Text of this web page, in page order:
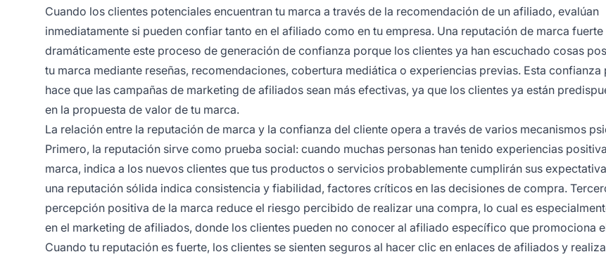
Cuando los clientes potenciales encuentran tu marca a través de la recomendación de un afiliado, evalúan
inmediatamente si pueden confiar tanto en el afiliado como en tu empresa. Una reputación de marca fuerte
dramáticamente este proceso de generación de confianza porque los clientes ya han escuchado cosas
tu marca mediante reseñas, recomendaciones, cobertura mediática o experiencias previas. Esta confianza
hace que las campañas de marketing de afiliados sean más efectivas, ya que los clientes ya están
en la propuesta de valor de tu marca.
La relación entre la reputación de marca y la confianza del cliente opera a través de varios mecanismos
Primero, la reputación sirve como prueba social: cuando muchas personas han tenido experiencias
marca, indica a los nuevos clientes que tus productos o servicios probablemente cumplirán sus
una reputación sólida indica consistencia y fiabilidad, factores críticos en las decisiones de compra.
percepción positiva de la marca reduce el riesgo percibido de realizar una compra, lo cual es
en el marketing de afiliados, donde los clientes pueden no conocer al afiliado específico que promociona
Cuando tu reputación es fuerte, los clientes se sienten seguros al hacer clic en enlaces de afiliados y